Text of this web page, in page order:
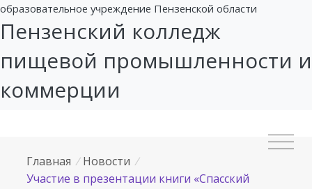
образовательное учреждение Пензенской области
Пензенский колледж
пищевой промышленности и
коммерции
Главная / Новости /
Участие в презентации книги «Спасский